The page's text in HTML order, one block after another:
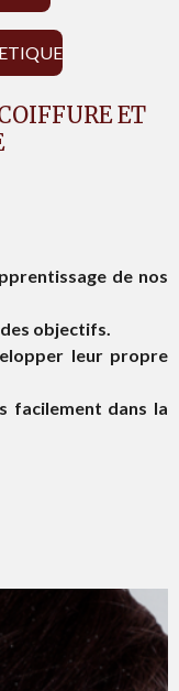
ET
de nos
objectifs.
leur propre
facilement dans la